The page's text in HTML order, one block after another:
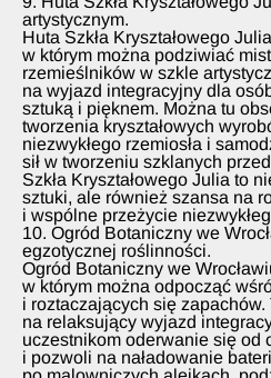
artystycznym.
Huta Szkła Kryształowego
w którym można podziwiać
rzemieślników w szkle
na wyjazd integracyjny dla
sztuką i pięknem. Można tu
tworzenia kryształowych
niezwykłego rzemiosła i
sił w tworzeniu szklanych
Szkła Kryształowego Julia to
sztuki, ale również szansa na
i wspólne przeżycie
10. Ogród Botaniczny we
egzotycznej roślinności.
Ogród Botaniczny we
w którym można odpocząć
i roztaczających się zapachów.
na relaksujący wyjazd
uczestnikom oderwanie się od
i pozwoli na naładowanie